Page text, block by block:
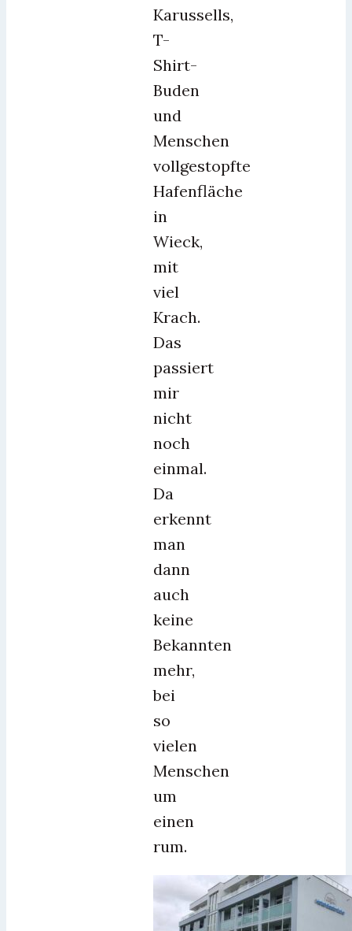
Karussells,
T-
Shirt-
Buden
und
Menschen
vollgestopfte
Hafenfläche
in
Wieck,
mit
viel
Krach.
Das
passiert
mir
nicht
noch
einmal.
Da
erkennt
man
dann
auch
keine
Bekannten
mehr,
bei
so
vielen
Menschen
um
einen
rum.